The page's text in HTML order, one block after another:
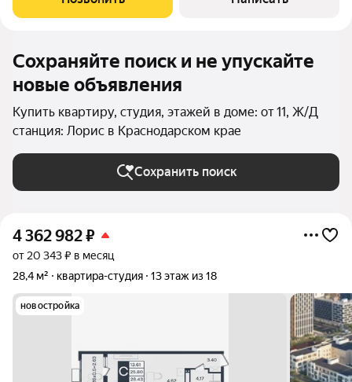
грузовой лифты, помещение для
Сохраняйте поиск и не упускайте
новые объявления
Купить квартиру, студия, этажей в доме: от 11, Ж/Д
станция: Лорис в Краснодарском крае
Сохранить поиск
4 362 982₽
от 20 343 ₽ в месяц
28,4 м²
квартира-студия 13 этаж из 18
новостройка